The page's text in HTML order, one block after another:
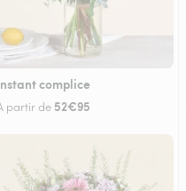
complice
partir de 52€95